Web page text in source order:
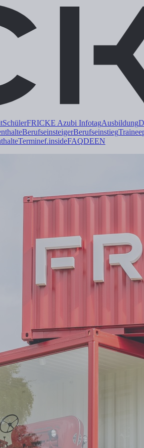
SchülerFRICKE Azubi InfotagAusbildung
BerufseinsteigerBerufseinstiegTrainee
Terminef.insideFAQDEEN